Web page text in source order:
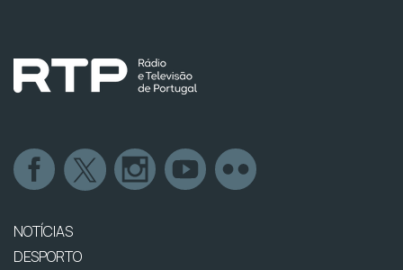
NOTÍCIAS
DESPORTO